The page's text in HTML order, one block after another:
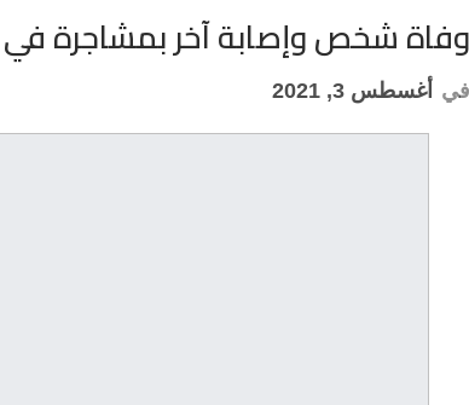
وفاة شخص وإصابة آخر بمشاجرة في
في أغسطس 3, 2021